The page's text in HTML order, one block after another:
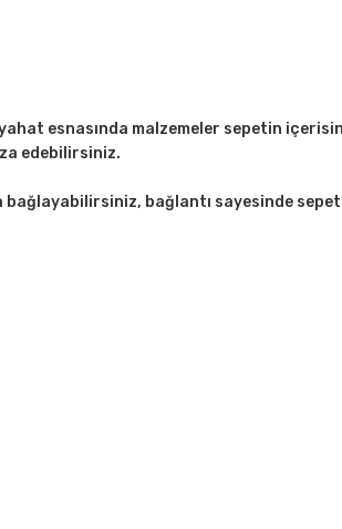
esnasında malzemeler sepetin
edebilirsiniz.
bağlantı sayesinde